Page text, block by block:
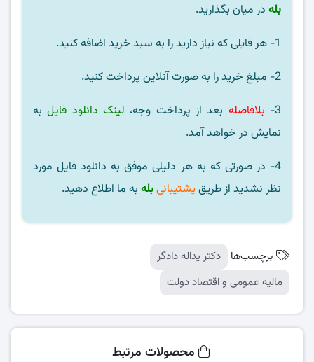
بله در میان بگذارید.
1- هر فایلی که نیاز دارید را به سبد خرید اضافه کنید.
2- مبلغ خرید را به صورت آنلاین پرداخت کنید.
3-
بلافاصله بعد از پرداخت وجه، لینک دانلود فایلبه
نمایش در خواهد آمد.
4- در صورتی که به هر دلیلی موفق به دانلود فایل مورد
نظر نشدید از طریقپشتیبانیبله به ما اطلاع دهید.
برچسب‌ها
دکتر یداله دادگر
مالیه عمومی و اقتصاد دولت
محصولات مرتبط